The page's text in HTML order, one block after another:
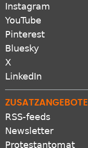
Instagram
YouTube
Pinterest
Bluesky
X
LinkedIn
ZUSATZANGEBOTE
RSS-feeds
Newsletter
Protestantomat